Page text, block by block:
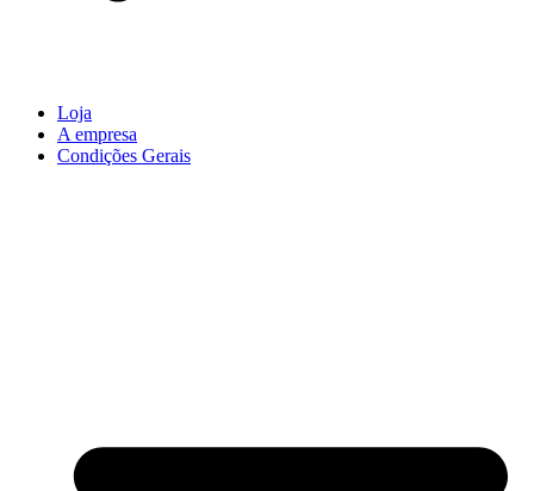
Loja
A empresa
Condições Gerais